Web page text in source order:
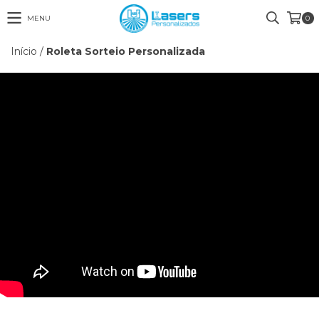
MENU 0
Início / Roleta Sorteio Personalizada